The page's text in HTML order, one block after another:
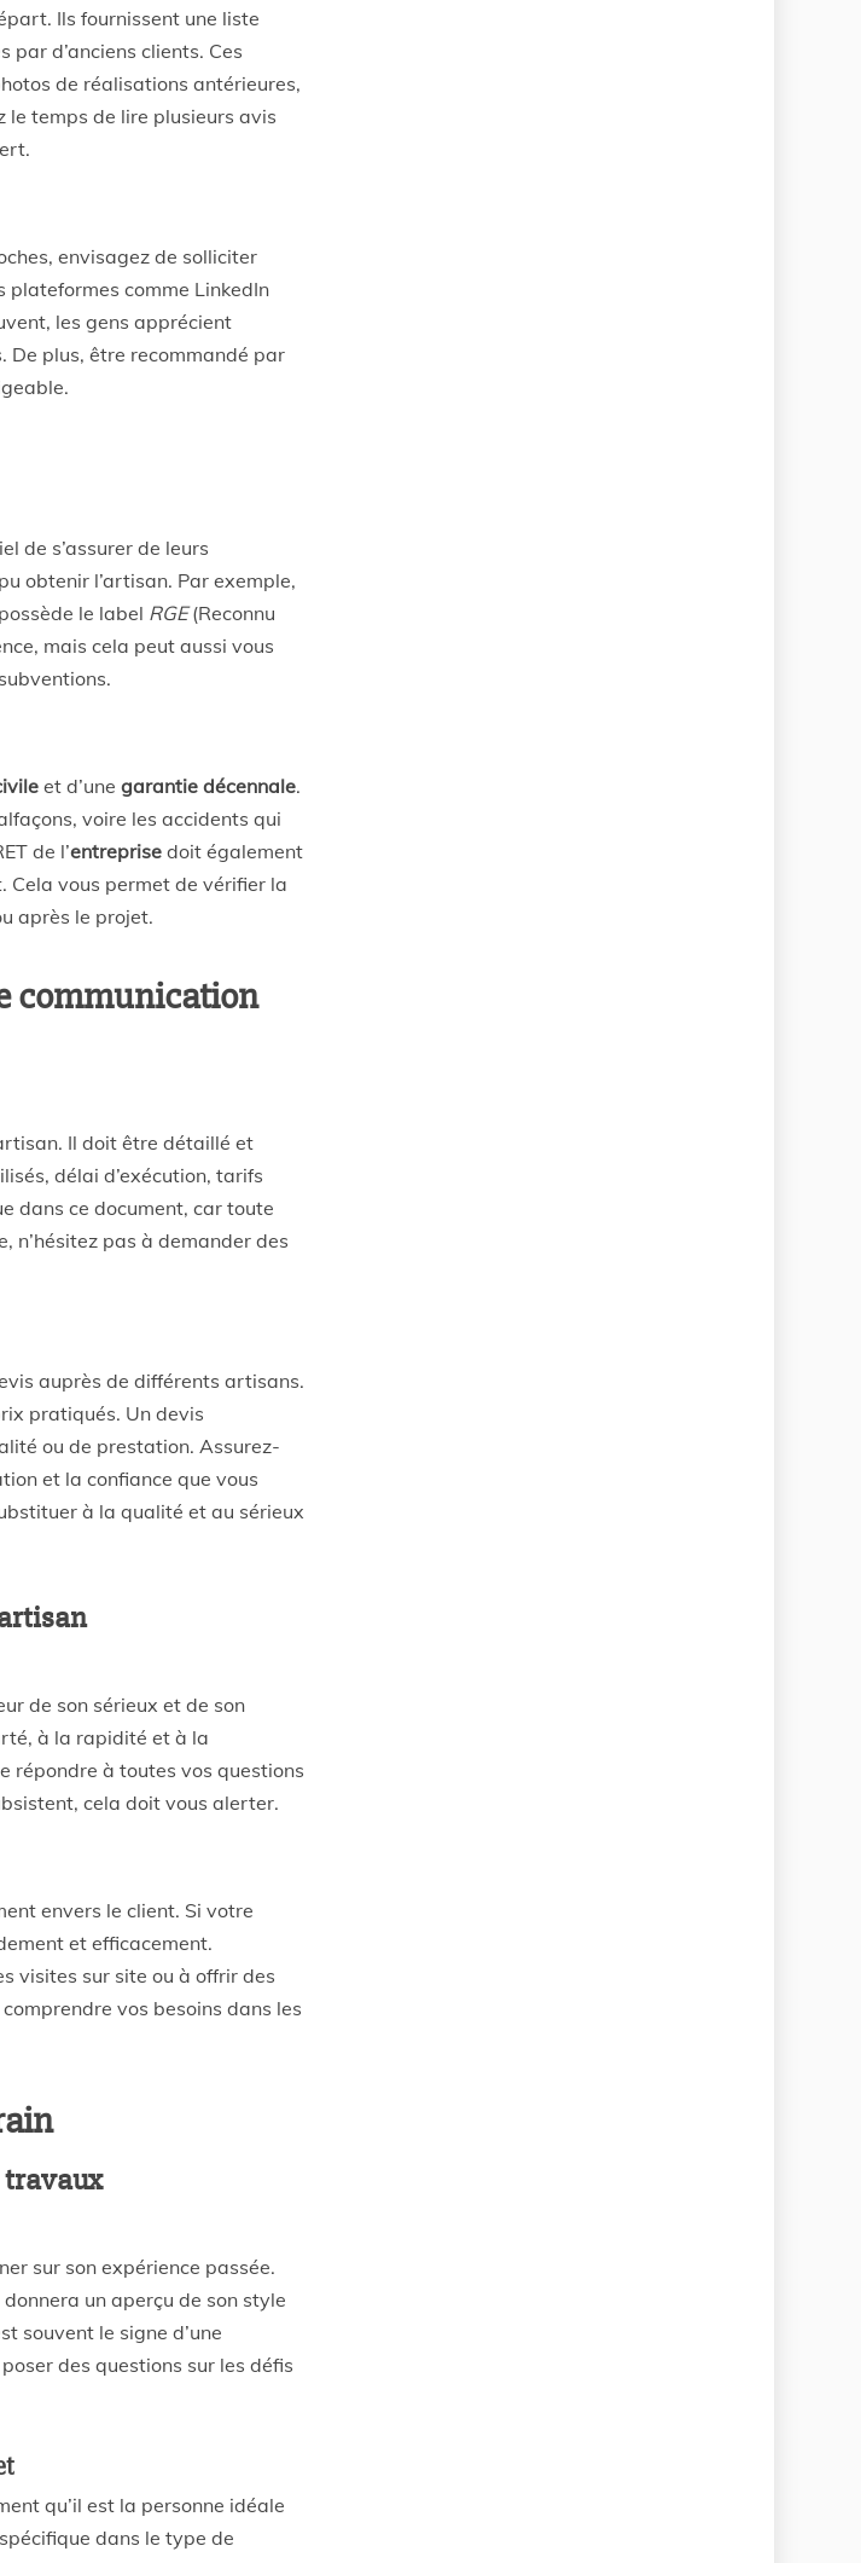
Ils fournissent une liste
d’anciens clients. Ces
de réalisations antérieures,
le temps de lire plusieurs avis
envisagez de solliciter
plateformes comme LinkedIn
les gens apprécient
plus, être recommandé par
de s’assurer de leurs
obtenir l’artisan. Par exemple,
le label RGE(Reconnu
mais cela peut aussi vous
et d’une garantie décennale.
voire les accidents qui
de l’entreprise doit également
Cela vous permet de vérifier la
après le projet.
communication
Il doit être détaillé et
délai d’exécution, tarifs
dans ce document, car toute
n’hésitez pas à demander des
auprès de différents artisans.
pratiqués. Un devis
ou de prestation. Assurez-
et la confiance que vous
à la qualité et au sérieux
de son sérieux et de son
à la rapidité et à la
répondre à toutes vos questions
cela doit vous alerter.
envers le client. Si votre
et efficacement.
visites sur site ou à offrir des
vos besoins dans les
travaux
sur son expérience passée.
un aperçu de son style
souvent le signe d’une
des questions sur les défis
qu’il est la personne idéale
dans le type de